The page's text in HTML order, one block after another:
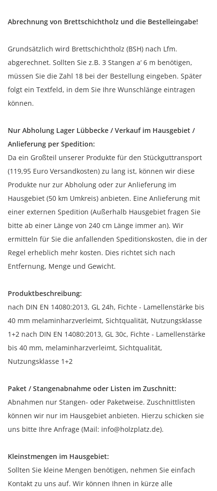
Abrechnung von Brettschichtholz und die Bestelleingabe!
Grundsätzlich wird Brettschichtholz (BSH) nach Lfm.
abgerechnet. Sollten Sie z.B. 3 Stangen a‘ 6 m benötigen,
müssen Sie die Zahl 18 bei der Bestellung eingeben. Später
folgt ein Textfeld, in dem Sie Ihre Wunschlänge eintragen
können.
Nur Abholung Lager Lübbecke / Verkauf im Hausgebiet /
Anlieferung per Spedition:
Da ein Großteil unserer Produkte für den Stückguttransport
(119,95 Euro Versandkosten) zu lang ist, können wir diese
Produkte nur zur Abholung oder zur Anlieferung im
Hausgebiet (50 km Umkreis) anbieten. Eine Anlieferung mit
einer externen Spedition (Außerhalb Hausgebiet fragen Sie
bitte ab einer Länge von 240 cm Länge immer an). Wir
ermitteln für Sie die anfallenden Speditionskosten, die in der
Regel erheblich mehr kosten. Dies richtet sich nach
Entfernung, Menge und Gewicht.
Produktbeschreibung:
nach DIN EN 14080:2013, GL 24h, Fichte - Lamellenstärke bis
40 mm melaminharzverleimt, Sichtqualität, Nutzungsklasse
1+2 nach DIN EN 14080:2013, GL 30c, Fichte - Lamellenstärke
bis 40 mm, melaminharzverleimt, Sichtqualität,
Nutzungsklasse 1+2
Paket / Stangenabnahme oder Listen im Zuschnitt:
Abnahmen nur Stangen- oder Paketweise. Zuschnittlisten
können wir nur im Hausgebiet anbieten. Hierzu schicken sie
uns bitte Ihre Anfrage (Mail: info@holzplatz.de).
Kleinstmengen im Hausgebiet:
Sollten Sie kleine Mengen benötigen, nehmen Sie einfach
Kontakt zu uns auf. Wir können Ihnen in kürze alle